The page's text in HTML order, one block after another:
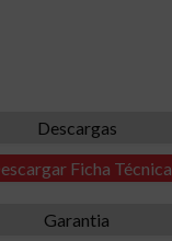
Descargas
Ficha Técnica
Garantia